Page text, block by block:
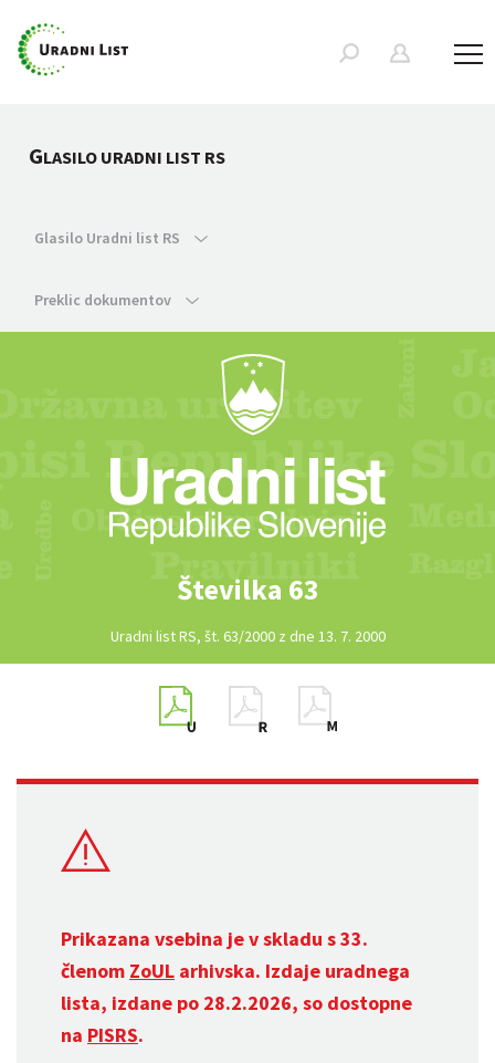
GLASILO URADNI LIST RS
Glasilo Uradni list RS
Preklic dokumentov
Številka 63
Uradni list RS, št. 63/2000 z dne 13. 7. 2000
Prikazana vsebina je v skladu s 33.
členom ZoUL arhivska. Izdaje uradnega
lista, izdane po 28.2.2026, so dostopne
na PISRS.